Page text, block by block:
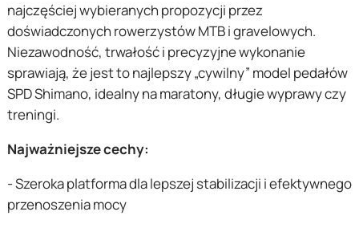
najczęściej wybieranych propozycji przez
doświadczonych rowerzystów MTB i gravelowych.
Niezawodność, trwałość i precyzyjne wykonanie
sprawiają, że jest to najlepszy „cywilny” model pedałów
SPD Shimano, idealny na maratony, długie wyprawy czy
treningi.
Najważniejsze cechy:
- Szeroka platforma dla lepszej stabilizacji i efektywnego
przenoszenia mocy